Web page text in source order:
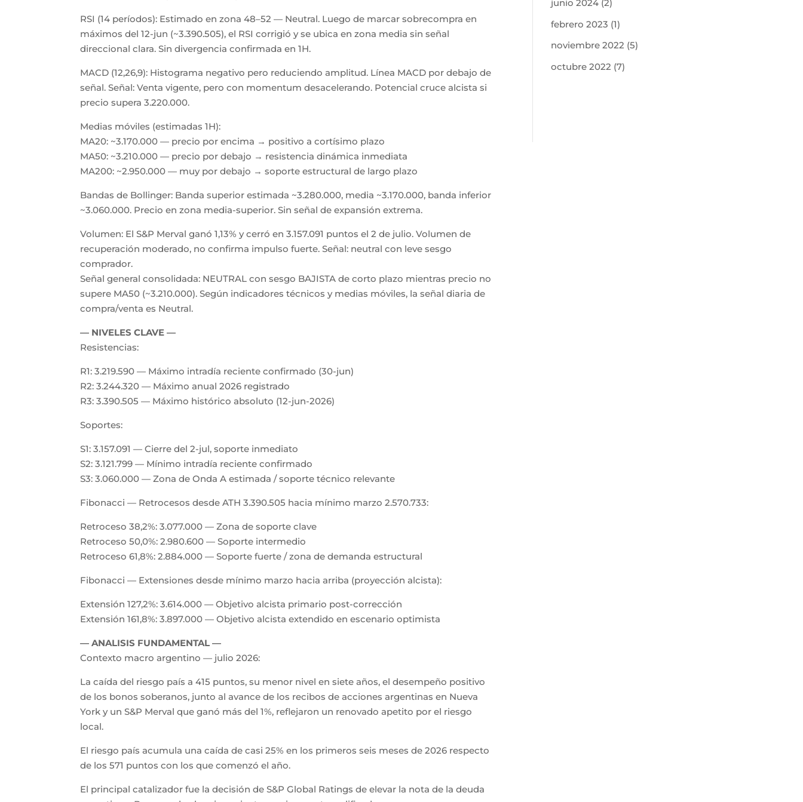
RSI (14 períodos): Estimado en zona 48–52 — Neutral. Luego de marcar sobrecompra en
máximos del 12-jun (~3.390.505), el RSI corrigió y se ubica en zona media sin señal
direccional clara. Sin divergencia confirmada en 1H.
MACD (12,26,9): Histograma negativo pero reduciendo amplitud. Línea MACD por debajo de
señal. Señal: Venta vigente, pero con momentum desacelerando. Potencial cruce alcista si
precio supera 3.220.000.
Medias móviles (estimadas 1H):
MA20: ~3.170.000 — precio por encima → positivo a cortísimo plazo
MA50: ~3.210.000 — precio por debajo → resistencia dinámica inmediata
MA200: ~2.950.000 — muy por debajo → soporte estructural de largo plazo
Bandas de Bollinger: Banda superior estimada ~3.280.000, media ~3.170.000, banda inferior
~3.060.000. Precio en zona media-superior. Sin señal de expansión extrema.
Volumen: El S&P Merval ganó 1,13% y cerró en 3.157.091 puntos el 2 de julio. Volumen de
recuperación moderado, no confirma impulso fuerte. Señal: neutral con leve sesgo
comprador.
Señal general consolidada: NEUTRAL con sesgo BAJISTA de corto plazo mientras precio no
supere MA50 (~3.210.000). Según indicadores técnicos y medias móviles, la señal diaria de
compra/venta es Neutral.
— NIVELES CLAVE —
Resistencias:
R1: 3.219.590 — Máximo intradía reciente confirmado (30-jun)
R2: 3.244.320 — Máximo anual 2026 registrado
R3: 3.390.505 — Máximo histórico absoluto (12-jun-2026)
Soportes:
S1: 3.157.091 — Cierre del 2-jul, soporte inmediato
S2: 3.121.799 — Mínimo intradía reciente confirmado
S3: 3.060.000 — Zona de Onda A estimada / soporte técnico relevante
Fibonacci — Retrocesos desde ATH 3.390.505 hacia mínimo marzo 2.570.733:
Retroceso 38,2%: 3.077.000 — Zona de soporte clave
Retroceso 50,0%: 2.980.600 — Soporte intermedio
Retroceso 61,8%: 2.884.000 — Soporte fuerte / zona de demanda estructural
Fibonacci — Extensiones desde mínimo marzo hacia arriba (proyección alcista):
Extensión 127,2%: 3.614.000 — Objetivo alcista primario post-corrección
Extensión 161,8%: 3.897.000 — Objetivo alcista extendido en escenario optimista
— ANALISIS FUNDAMENTAL —
Contexto macro argentino — julio 2026:
La caída del riesgo país a 415 puntos, su menor nivel en siete años, el desempeño positivo
de los bonos soberanos, junto al avance de los recibos de acciones argentinas en Nueva
York y un S&P Merval que ganó más del 1%, reflejaron un renovado apetito por el riesgo
local.
El riesgo país acumula una caída de casi 25% en los primeros seis meses de 2026 respecto
de los 571 puntos con los que comenzó el año.
El principal catalizador fue la decisión de S&P Global Ratings de elevar la nota de la deuda
junio 2024(2)
febrero 2023 (1)
noviembre 2022 (5)
octubre 2022 (7)